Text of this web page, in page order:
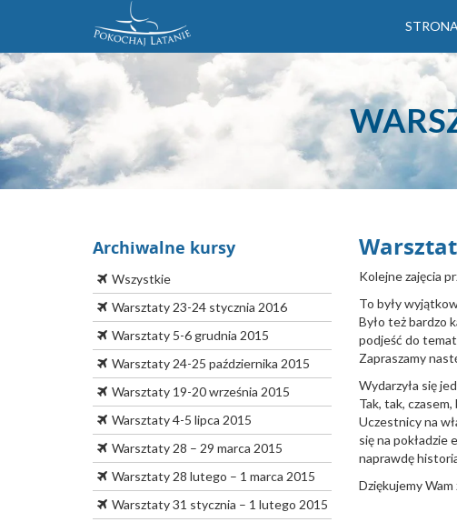
Archiwalne kursy
Wszystkie
Warsztaty 23-24 stycznia 2016
Warsztaty 5-6 grudnia 2015
Warsztaty 24-25 października 2015
Warsztaty 19-20 września 2015
Warsztaty 4-5 lipca 2015
Warsztaty 28 – 29 marca 2015
Warsztaty 28 lutego – 1 marca 2015
Warsztaty 31 stycznia – 1 lutego 2015
Kolejne zajęcia
To były
Było też bardzo
podjeść do
Zapraszamy
Wydarzyła się
Tak, tak,
Uczestnicy na
się na pokładzie
naprawdę
Dziękujemy